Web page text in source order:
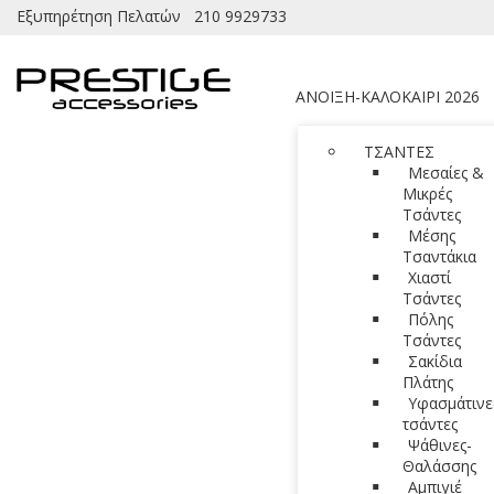
Εξυπηρέτηση Πελατών 210 9929733
ΑΝΟΙΞΗ-ΚΑΛΟΚΑΙΡΙ 2026
ΤΣΑΝΤΕΣ
Μεσαίες &
Μικρές
Τσάντες
Μέσης
Τσαντάκια
Χιαστί
Τσάντες
Πόλης
Τσάντες
Σακίδια
Πλάτης
τσάντες
Ψάθινες-
Θαλάσσης
Αμπιγιέ